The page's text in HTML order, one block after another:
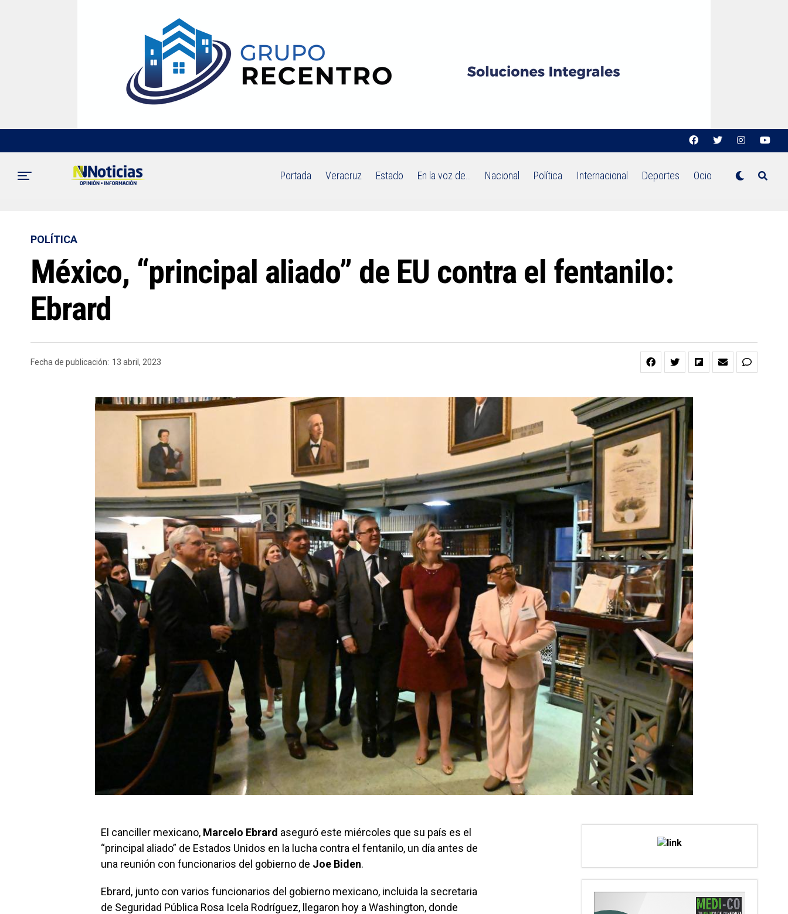
Portada Veracruz Estado En la voz de… Nacional Política Internacional Deportes Ocio
POLÍTICA
México, “principal aliado” de EU contra el fentanilo:
Ebrard
Fecha de publicación: 13 abril, 2023
El canciller mexicano, Marcelo Ebrard aseguró este miércoles que su país es el
“principal aliado” de Estados Unidos en la lucha contra el fentanilo, un día antes de
una reunión con funcionarios del gobierno de Joe Biden.
Ebrard, junto con varios funcionarios del gobierno mexicano, incluida la secretaria
de Seguridad Pública Rosa Icela Rodríguez, llegaron hoy a Washington, donde